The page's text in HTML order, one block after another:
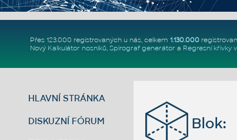
Přes 123.000 registrovaných u nás, celkem 1.130.000
Nový Kalkulátor nosníků, Spirograf generátor a Regresní křivkyv
HLAVNÍ STRÁNKA
DISKUZNÍ FÓRUM Blok: